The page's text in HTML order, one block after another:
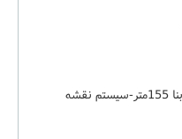
طبقه پنجم-زيربنا 155متر-سيستم نقشه